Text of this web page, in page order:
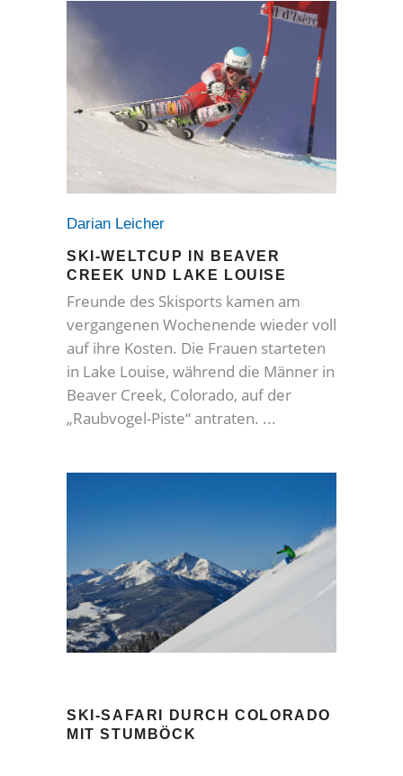
Darian Leicher
SKI-WELTCUP IN BEAVER
CREEK UND LAKE LOUISE
Freunde des Skisports kamen am
vergangenen Wochenende wieder voll
auf ihre Kosten. Die Frauen starteten
in Lake Louise, während die Männer in
Beaver Creek, Colorado, auf der
„Raubvogel-Piste“ antraten.
SKI-SAFARI DURCH COLORADO
MIT STUMBÖCK